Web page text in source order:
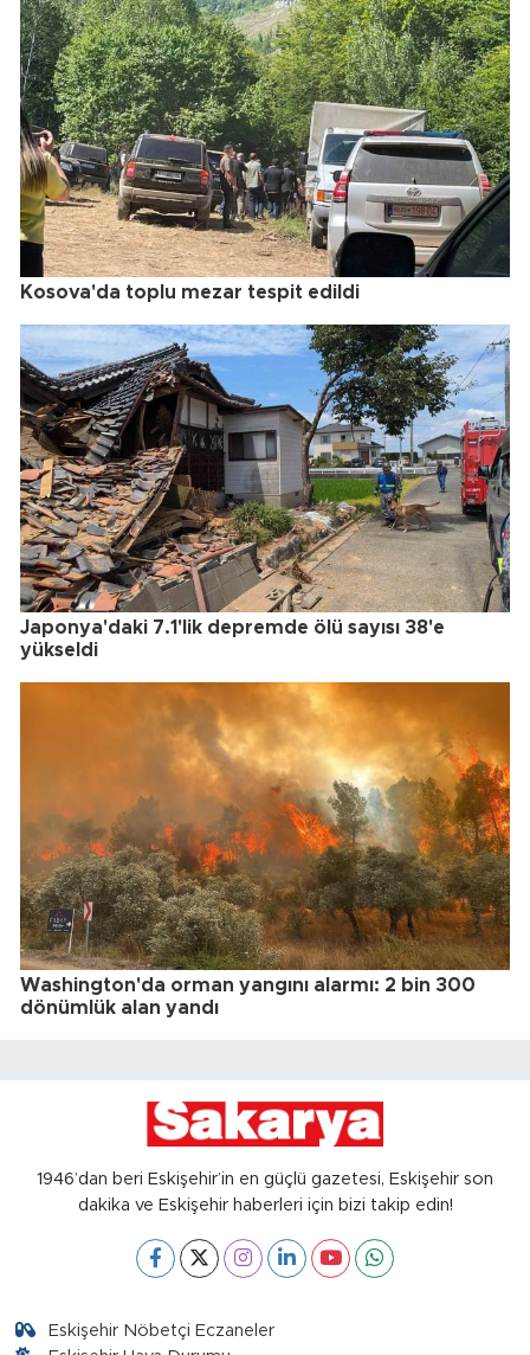
Kosova'da toplu mezar tespit edildi
Japonya'daki 7.1'lik depremde ölü sayısı 38'e
yükseldi
Washington'da orman yangını alarmı: 2 bin 300
dönümlük alan yandı
1946’dan beri Eskişehir’in en güçlü gazetesi, Eskişehir son
dakika ve Eskişehir haberleri için bizi takip edin!
Eskişehir Nöbetçi Eczaneler